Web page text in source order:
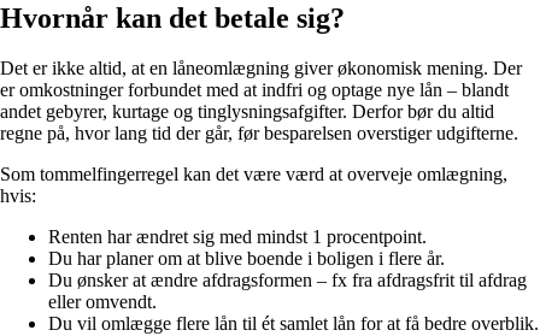
Hvornår kan det betale sig?
Det er ikke altid, at en låneomlægning giver økonomisk mening. Der
er omkostninger forbundet med at indfri og optage nye lån – blandt
andet gebyrer, kurtage og tinglysningsafgifter. Derfor bør du altid
regne på, hvor lang tid der går, før besparelsen overstiger udgifterne.
Som tommelfingerregel kan det være værd at overveje omlægning,
hvis:
Renten har ændret sig med mindst 1 procentpoint.
Du har planer om at blive boende i boligen i flere år.
Du ønsker at ændre afdragsformen – fx fra afdragsfrit til afdrag
eller omvendt.
Du vil omlægge flere lån til ét samlet lån for at få bedre overblik.